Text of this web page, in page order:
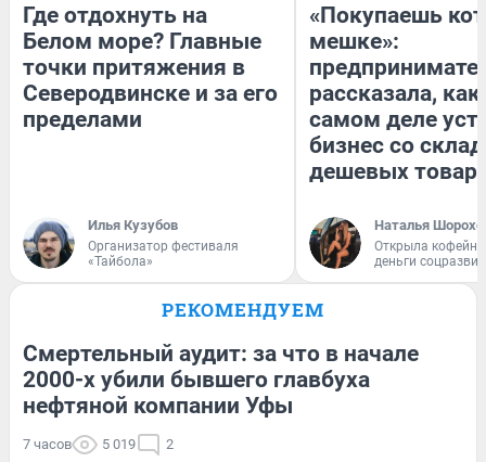
Где отдохнуть на
Белом море? Главные
точки притяжения в
Северодвинске и за его
пределами
Илья Кузубов
Организатор фестиваля
«Тайбола»
«Покупаешь
мешке»:
рассказала, как
самом деле
бизнес со
дешевых
Наталья
Открыла
деньги
РЕКОМЕНДУЕМ
Смертельный аудит: за что в начале
2000-х убили бывшего главбуха
нефтяной компании Уфы
7 часов 5 019 2